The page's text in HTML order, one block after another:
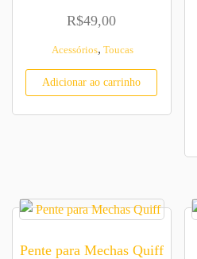
R$49,00
Acessórios, Toucas
Adicionar ao carrinho
Pente para Mechas Quiff